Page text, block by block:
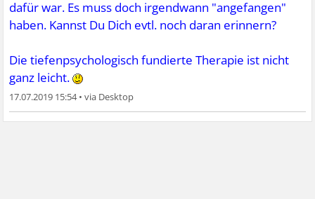
dafür war. Es muss doch irgendwann "angefangen"
haben. Kannst Du Dich evtl. noch daran erinnern?
Die tiefenpsychologisch fundierte Therapie ist nicht
ganz leicht.
17.07.2019 15:54•